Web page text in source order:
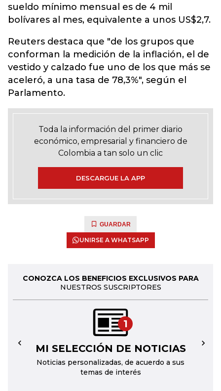
sueldo mínimo mensual es de 4 mil
bolívares al mes, equivalente a unos US$2,7.
Reuters destaca que "de los grupos que
conforman la medición de la inflación, el de
vestido y calzado fue uno de los que más se
aceleró, a una tasa de 78,3%", según el
Parlamento.
Toda la información del primer diario
económico, empresarial y financiero de
Colombia a tan solo un clic
DESCARGUE LA APP
GUARDAR
UNIRSE A WHATSAPP
CONOZCA LOS BENEFICIOS EXCLUSIVOS PARA
NUESTROS SUSCRIPTORES
1
MI SELECCIÓN DE NOTICIAS
Noticias personalizadas, de acuerdo a sus
temas de interés
← →